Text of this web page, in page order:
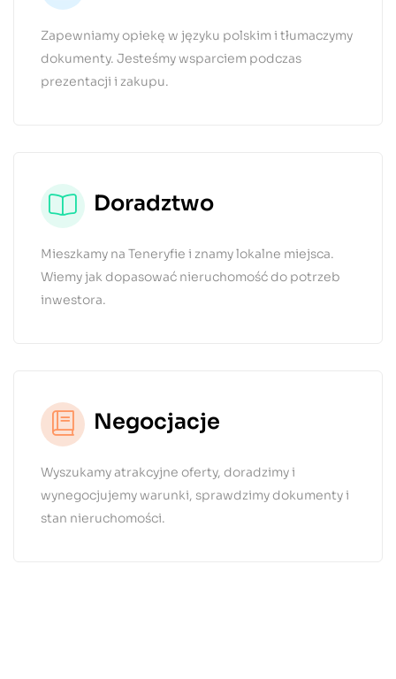
Zapewniamy opiekę w języku polskim i tłumaczymy
dokumenty. Jesteśmy wsparciem podczas
prezentacji i zakupu.
Doradztwo
Mieszkamy na Teneryfie i znamy lokalne miejsca.
Wiemy jak dopasować nieruchomość do potrzeb
inwestora.
Negocjacje
Wyszukamy atrakcyjne oferty, doradzimy i
wynegocjujemy warunki, sprawdzimy dokumenty i
stan nieruchomości.